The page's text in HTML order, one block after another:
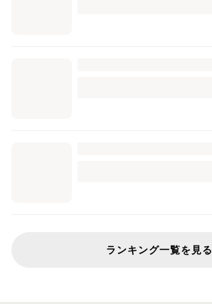
ランキング一覧を見る